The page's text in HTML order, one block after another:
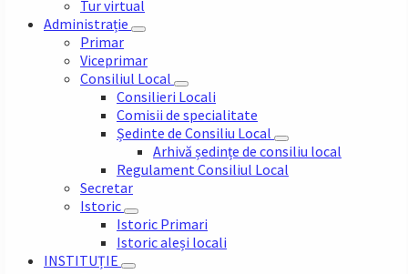
Tur virtual
Administrație
Primar
Viceprimar
Consiliul Local
Consilieri Locali
Comisii de specialitate
Ședinte de Consiliu Local
Arhivă ședințe de consiliu local
Regulament Consiliul Local
Secretar
Istoric
Istoric Primari
Istoric aleși locali
INSTITUȚIE